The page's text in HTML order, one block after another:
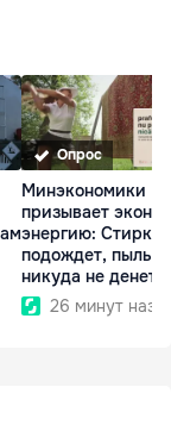
Опрос
Минэкономики
призывает
энергию: Стирка
подождет, пыль
никуда не
26 минут